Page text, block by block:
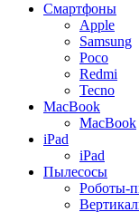
Смартфоны
Apple
Samsung
Poco
Redmi
Tecno
MacBook
MacBook
iPad
iPad
Пылесосы
Роботы-